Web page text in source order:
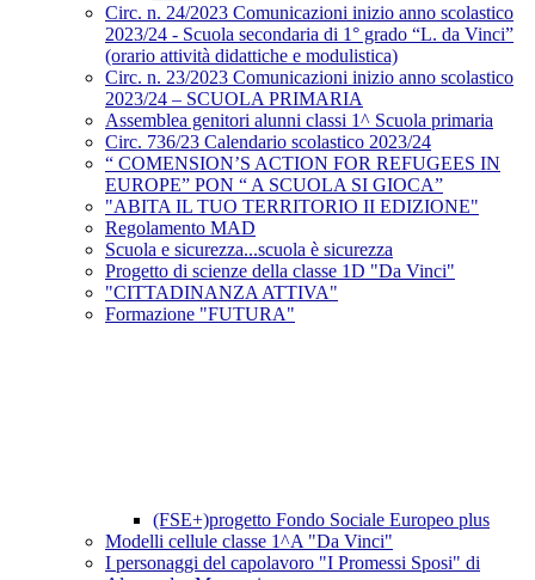
Circ. n. 24/2023 Comunicazioni inizio anno scolastico
2023/24 - Scuola secondaria di 1° grado “L. da Vinci”
(orario attività didattiche e modulistica)
Circ. n. 23/2023 Comunicazioni inizio anno scolastico
2023/24 – SCUOLA PRIMARIA
Assemblea genitori alunni classi 1^ Scuola primaria
Circ. 736/23 Calendario scolastico 2023/24
“ COMENSION’S ACTION FOR REFUGEES IN
EUROPE” PON “ A SCUOLA SI GIOCA”
"ABITA IL TUO TERRITORIO II EDIZIONE"
Regolamento MAD
Scuola e sicurezza...scuola è sicurezza
Progetto di scienze della classe 1D "Da Vinci"
"CITTADINANZA ATTIVA"
Formazione "FUTURA"
(FSE+)progetto Fondo Sociale Europeo plus
Modelli cellule classe 1^A "Da Vinci"
I personaggi del capolavoro "I Promessi Sposi" di